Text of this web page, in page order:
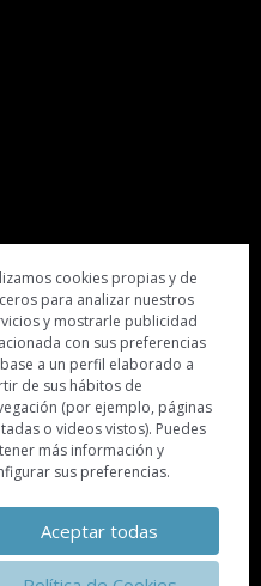
se aplican laPolítica de privacidad
cookies propias y de
para analizar nuestros
y mostrarle publicidad
con sus preferencias
a un perfil elaborado a
de sus hábitos de
(por ejemplo, páginas
o videos vistos). Puedes
más información y
sus preferencias.
Aceptar todas